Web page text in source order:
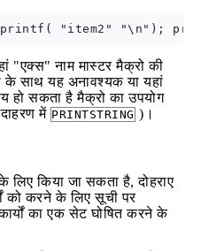
"एक्स" नाम मास्टर मैक्रो की
के साथ यह अनावश्यक या यहां
हो सकता है मैक्रो का उपयोग
में PRINTSTRING )।
लिए किया जा सकता है, दोहराए
को करने के लिए सूची पर
का एक सेट घोषित करने के